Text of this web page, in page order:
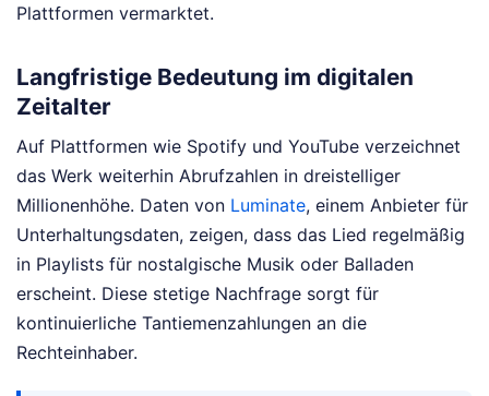
Plattformen vermarktet.
Langfristige Bedeutung im digitalen
Zeitalter
Auf Plattformen wie Spotify und YouTube verzeichnet
das Werk weiterhin Abrufzahlen in dreistelliger
Millionenhöhe. Daten von Luminate, einem Anbieter für
Unterhaltungsdaten, zeigen, dass das Lied regelmäßig
in Playlists für nostalgische Musik oder Balladen
erscheint. Diese stetige Nachfrage sorgt für
kontinuierliche Tantiemenzahlungen an die
Rechteinhaber.